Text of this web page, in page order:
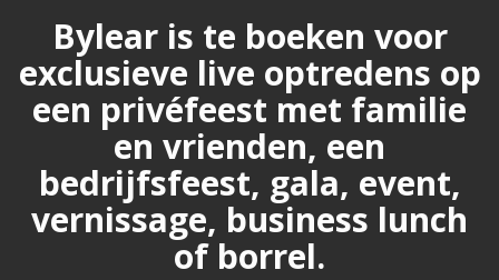
Bylear is te boeken voor
exclusieve live optredens op
een privéfeest met familie
en vrienden, een
bedrijfsfeest, gala, event,
vernissage, business lunch
of borrel.